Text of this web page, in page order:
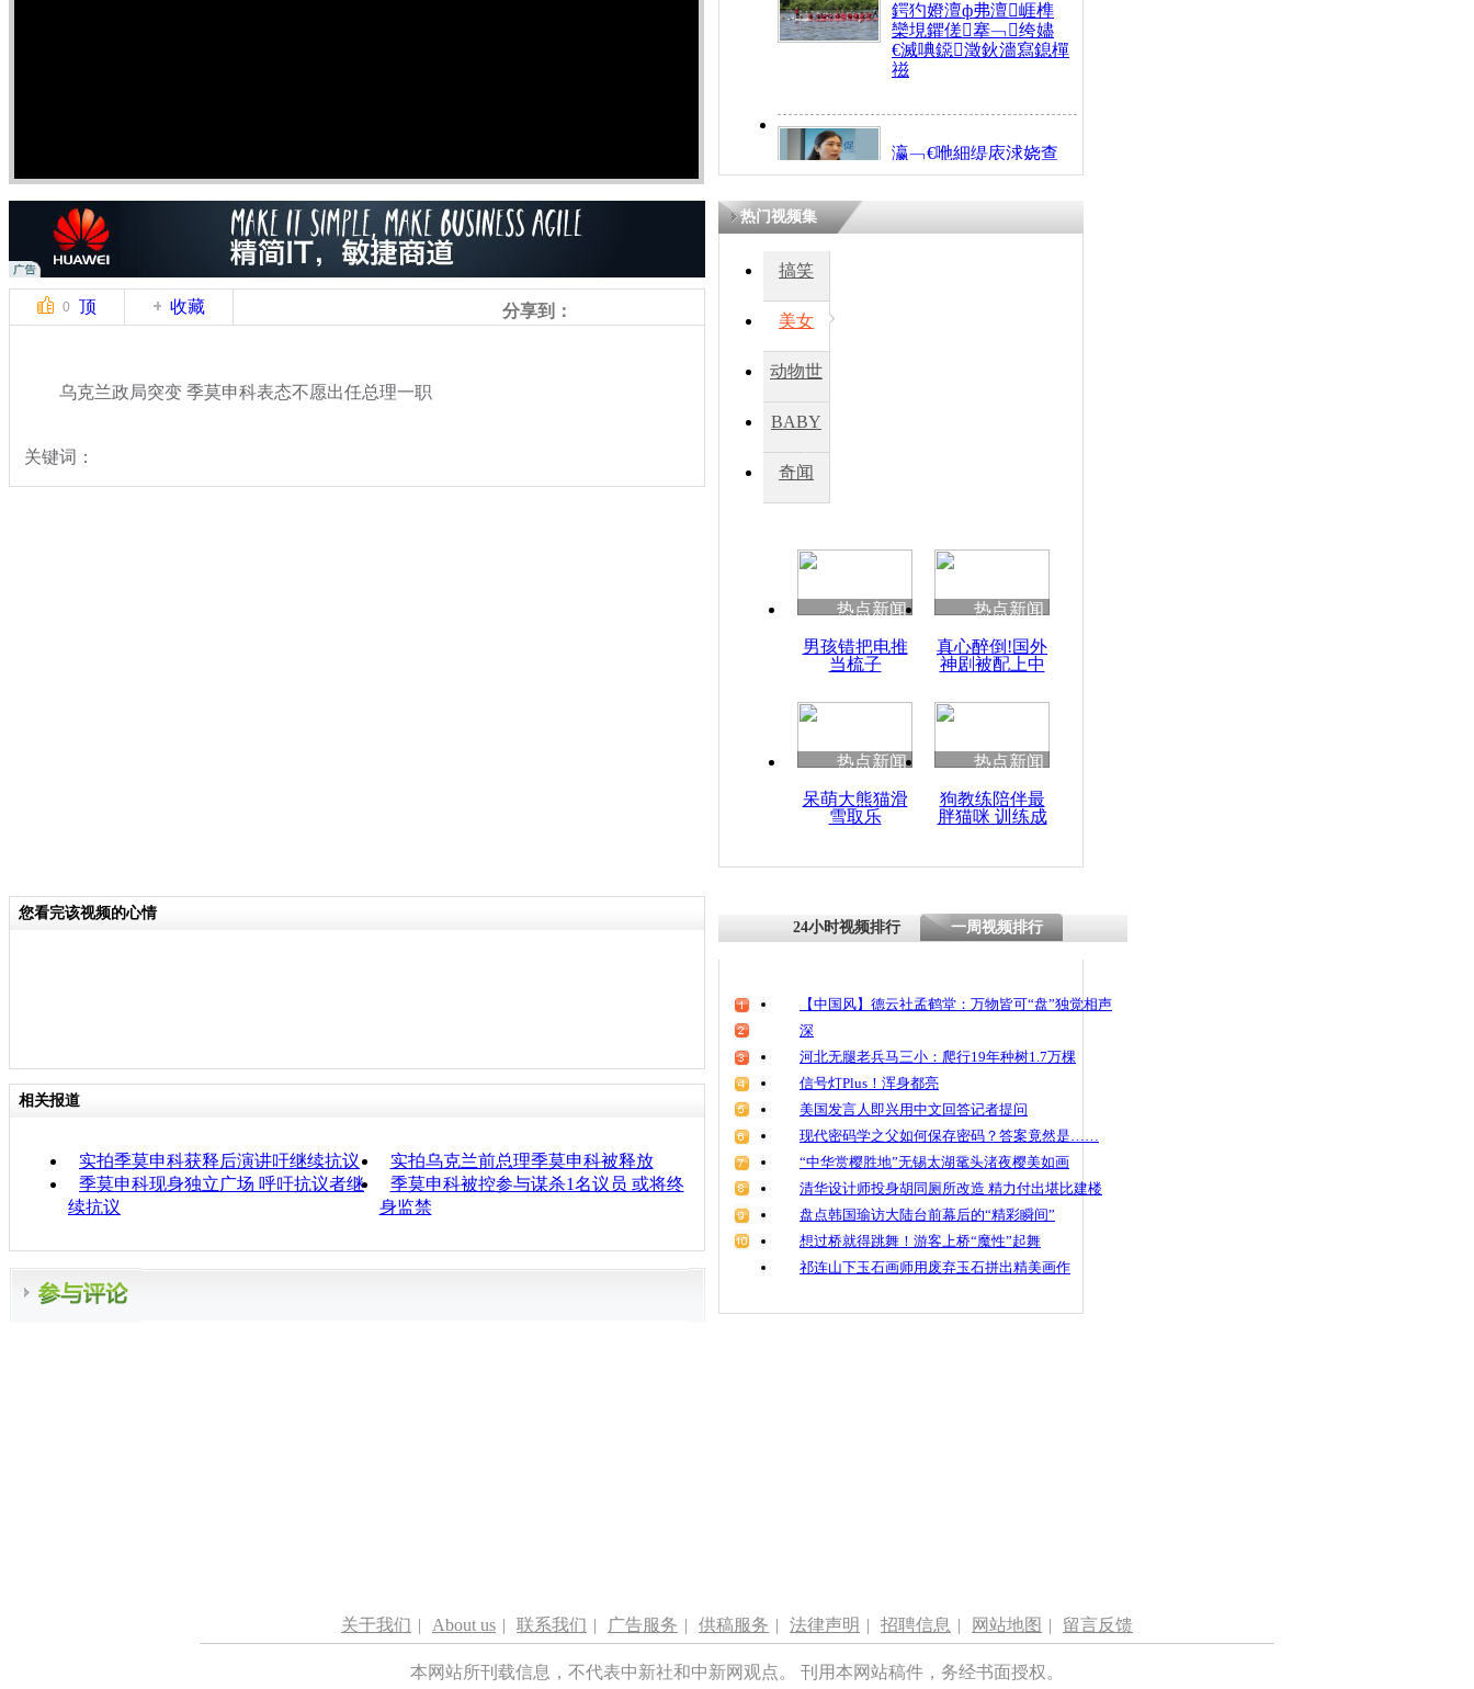
鍔犳嬁澶ф弗澶崕榫
欒垷鑺傞搴﹁绔嬧
€滅唺鐚澂鈥濇寫鎴樿
禌
瀛﹁€咃細缇庡浗娆查
€间笢鍗椾簹涓庝腑鍥
熷悎浣� 涓ㄥ浗闄呰
0 顶 收藏 分享到：
乌克兰政局突变 季莫申科表态不愿出任总理一职
关键词：
热门视频集
搞笑
美女
动物世
BABY
秀
奇闻
热点新闻
男孩错把电推
当梳子
热点新闻
真心醉倒!国外
神剧被配上中
热点新闻
呆萌大熊猫滑
雪取乐
热点新闻
狗教练陪伴最
胖猫咪 训练成
您看完该视频的心情
相关报道
实拍季莫申科获释后演讲吁继续抗议
实拍乌克兰前总理季莫申科被释放
季莫申科现身独立广场 呼吁抗议者继
续抗议
季莫申科被控参与谋杀1名议员 或将终
身监禁
24小时视频排行 一周视频排行
【中国风】德云社孟鹤堂：万物皆可“盘”独觉相声
深
河北无腿老兵马三小：爬行19年种树1.7万棵
信号灯Plus！浑身都亮
美国发言人即兴用中文回答记者提问
现代密码学之父如何保存密码？答案竟然是……
“中华赏樱胜地”无锡太湖鼋头渚夜樱美如画
清华设计师投身胡同厕所改造 精力付出堪比建楼
盘点韩国瑜访大陆台前幕后的“精彩瞬间”
想过桥就得跳舞！游客上桥“魔性”起舞
祁连山下玉石画师用废弃玉石拼出精美画作
关于我们 | About us | 联系我们 | 广告服务 | 供稿服务 | 法律声明 | 招聘信息 | 网站地图 | 留言反馈
本网站所刊载信息，不代表中新社和中新网观点。 刊用本网站稿件，务经书面授权。